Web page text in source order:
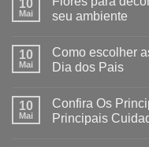
10
Mai
seu ambiente
10
Mai
Como escolher
Dia dos Pais
10
Mai
Confira Os
Principais